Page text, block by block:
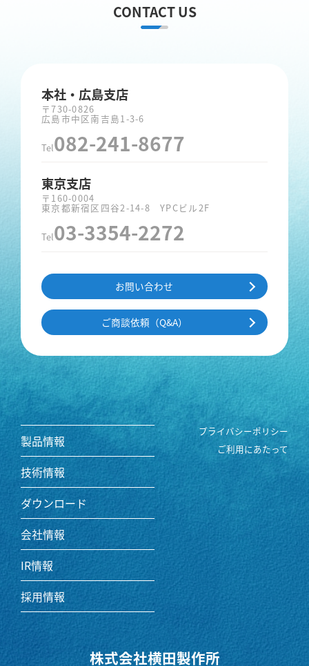
CONTACT US
本社・広島支店
〒730-0826
広島市中区南吉島1-3-6
Tel082-241-8677
東京支店
〒160-0004
東京都新宿区四谷2-14-8 YPCビル2F
Tel03-3354-2272
お問い合わせ
ご商談依頼（Q&A）
製品情報
技術情報
ダウンロード
会社情報
IR情報
採用情報
プライバシーポリシー
ご利用にあたって
株式会社横田製作所